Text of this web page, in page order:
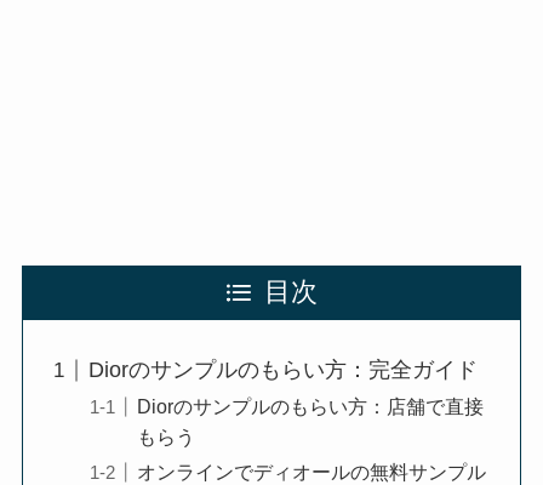
目次
Diorのサンプルのもらい方：完全ガイド
Diorのサンプルのもらい方：店舗で直接
もらう
オンラインでディオールの無料サンプル